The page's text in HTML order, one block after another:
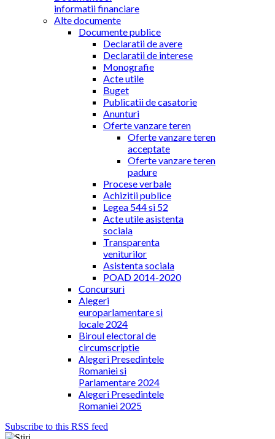
informatii financiare
Alte documente
Documente publice
Declaratii de avere
Declaratii de interese
Monografie
Acte utile
Buget
Publicatii de casatorie
Anunturi
Oferte vanzare teren
Oferte vanzare teren
acceptate
Oferte vanzare teren
padure
Procese verbale
Achizitii publice
Legea 544 si 52
Acte utile asistenta
sociala
Transparenta
veniturilor
Asistenta sociala
POAD 2014-2020
Concursuri
Alegeri
europarlamentare si
locale 2024
Biroul electoral de
circumscriptie
Alegeri Presedintele
Romaniei si
Parlamentare 2024
Alegeri Presedintele
Romaniei 2025
Subscribe to this RSS feed